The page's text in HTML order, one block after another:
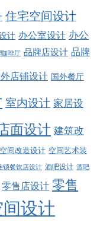
住宅空间设计
计 办公室设计 办公
啡厅 品牌店设计 品牌
店铺设计 国外餐厅
室内设计 家居设
面设计 建筑改
空间改造设计 空间艺术装
锁餐饮店设计 酒吧设计 酒吧
零售店设计 零售
设计